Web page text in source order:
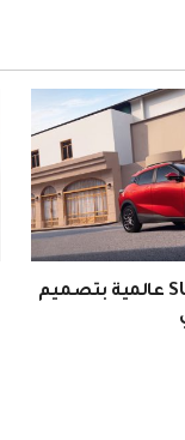
EMZOOM: سيارة SUV عالمية بتصميم